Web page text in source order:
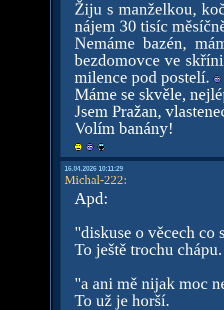
Žiju s manželkou,
nájem 30 tisíc
Nemáme bazén,
bezdomovce ve
milence pod postelí.
Máme se skvěle,
Jsem Pražan,
Volím banány!
16.04.2026 10:11:29
Michal-222:
Apd:
"diskuse o věcech co
To ještě trochu chápu.
"a ani mě nijak moc
To už je horší.